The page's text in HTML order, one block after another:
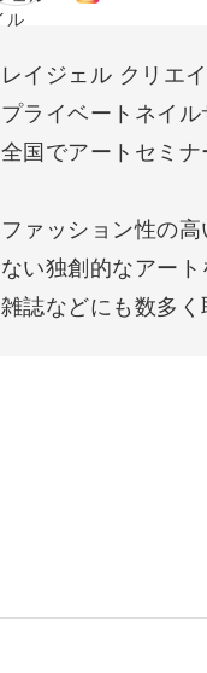
レイジェル クリエ
プライベートネイ
全国でアートセミナ
ファッション性の
ない独創的なアート
雑誌などにも数多